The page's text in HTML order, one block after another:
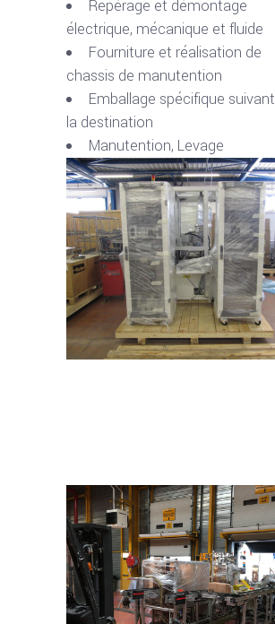
Repérage et démontage
électrique, mécanique et fluide
Fourniture et réalisation de
chassis de manutention
Emballage spécifique suivant
la destination
Manutention, Levage